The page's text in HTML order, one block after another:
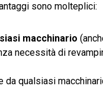
sono molteplici:
macchinario
necessità di
da qualsiasi